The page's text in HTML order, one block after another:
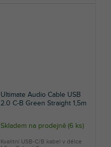
Ultimate Audio Cable USB
2.0 C-B Green Straight 1,5m
Průměrné
hodnocení
Skladem na prodejně (6 ks)
Kvalitní USB-C/B kabel v délce